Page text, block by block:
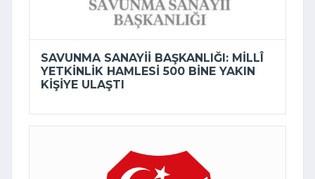
SAVUNMA SANAYII BAŞKANLIĞI: MILLÎ
YETKINLIK HAMLESI 500 BINE YAKIN
KIŞIYE ULAŞTI